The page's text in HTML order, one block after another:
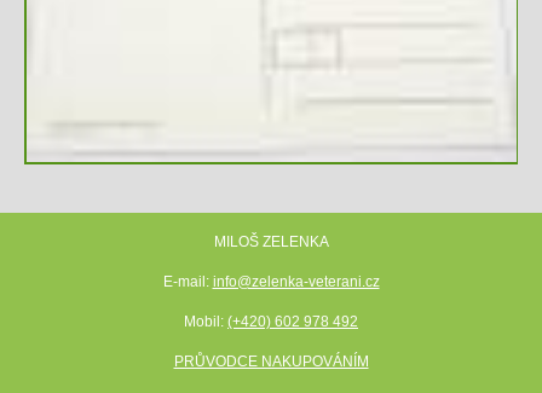
MILOŠ ZELENKA
E-mail: info@zelenka-veterani.cz
Mobil: (+420) 602 978 492
PRŮVODCE NAKUPOVÁNÍM